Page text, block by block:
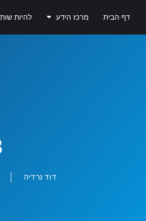
דף הבית מרכז הידע להיות
דוד נרדיה